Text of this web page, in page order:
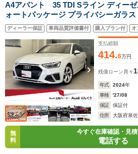
A4アバント 35 TDI Sライン ディー
ォートパッケージ プライバシーガラ
ージ :シートヒーター (フロント/リヤ)
カメラ マトリクスLEDヘッドライトパ
車
ディーラー保証 車両品質評価書付 購入プラン付 オ
支払総額
414.6万円
残価ローン 月々
年式 2024年
車検
'27/08
保証
保証付
住所
大阪府泉
無
料
今すぐ在庫確認・見
電話する